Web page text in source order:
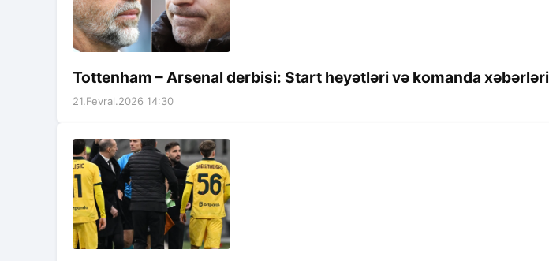
Tottenham – Arsenal derbisi: Start heyətləri və komanda xəbərləri
21.Fevral.2026 14:30